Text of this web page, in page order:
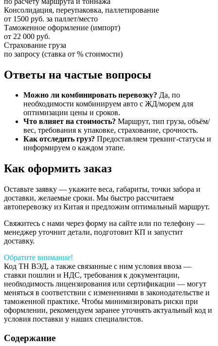
Консолидация, переупаковка, паллетирование
от 1500 руб. за паллет/место
Таможенное оформление (импорт)
от 22 000 руб.
Страхование груза
по запросу (ставка от % стоимости)
Ответы на частые вопросы
Можно ли комбинировать перевозку? Да, по
необходимости комбинируем авто с ЖД/морем для
оптимизации цены и сроков.
Что влияет на стоимость? Маршрут, тип груза, объём/
вес, требования к упаковке, страхование, срочность.
Как отследить груз? Предоставляем трекинг-статусы и
информируем о каждом этапе.
Как оформить заказ
Оставьте заявку — укажите веса, габариты, точки забора и
доставки, желаемые сроки. Мы быстро рассчитаем
автоперевозку из Китая и предложим оптимальный маршрут.
Свяжитесь с нами через форму на сайте или по телефону —
менеджер уточнит детали, подготовит КП и запустит
доставку.
Обратите внимание!
Код ТН ВЭД, а также связанные с ним условия ввоза —
ставки пошлин и НДС, требования к документации,
необходимость лицензирования или сертификации — могут
меняться в соответствии с изменениями в законодательстве и
таможенной практике. Чтобы минимизировать риски при
оформлении, рекомендуем заранее уточнять актуальный код и
условия поставки у наших специалистов.
Содержание